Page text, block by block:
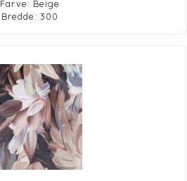
Farve: Beige
Bredde: 300